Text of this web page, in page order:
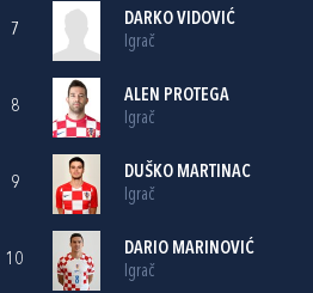
7
DARKO VIDOVIĆ
Igrač
8
ALEN PROTEGA
Igrač
9
DUŠKO MARTINAC
Igrač
10
DARIO MARINOVIĆ
Igrač